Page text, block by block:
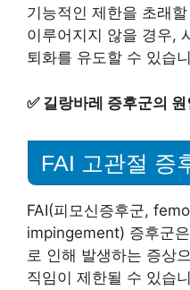
기능적인 제한을 초래
이루어지지 않을 경우,
퇴화를 유도할 수 있습
✅ 길랑바레 증후군의
FAI 고관절 증
FAI(피모신증후군,
impingement) 증후군
로 인해 발생하는 증상
직임이 제한될 수 있습